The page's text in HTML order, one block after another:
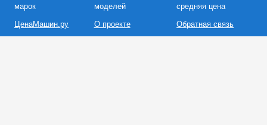
марок
ЦенаМашин.ру
моделей
О проекте
средняя цена
Обратная связь